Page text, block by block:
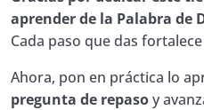
26. Manual de Estudio
Quiz Biblia 26. Manual de
Bíblico
aprender de la Palabra de
Cada paso que das
Ahora, pon en práctica lo
pregunta de repasoy